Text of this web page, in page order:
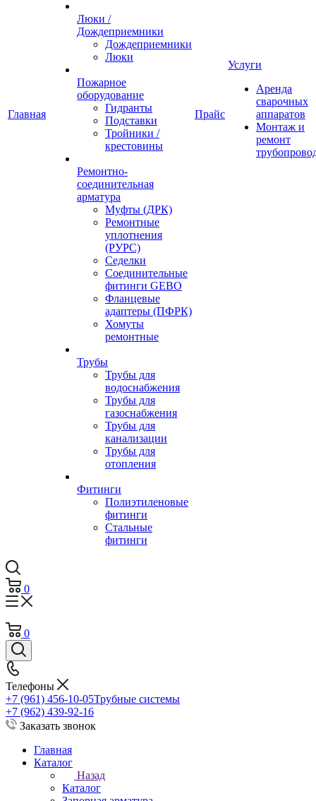
Главная
Люки /
Дождеприемники
Дождеприемники
Люки
Пожарное
оборудование
Гидранты
Подставки
Тройники /
крестовины
Ремонтно-
соединительная
арматура
Муфты (ДРК)
Ремонтные
уплотнения
(РУРС)
Седелки
Соединительные
фитинги GEBO
Фланцевые
адаптеры (ПФРК)
Хомуты
ремонтные
Трубы
Трубы для
водоснабжения
Трубы для
газоснабжения
Трубы для
канализации
Трубы для
отопления
Фитинги
Полиэтиленовые
фитинги
Стальные
фитинги
Прайс
Услуги
Аренда
сварочных
аппаратов
Монтаж и
ремонт
0
0
Телефоны
+7 (961) 456-10-05Трубные системы
+7 (962) 439-92-16
Заказать звонок
Главная
Каталог
Назад
Каталог